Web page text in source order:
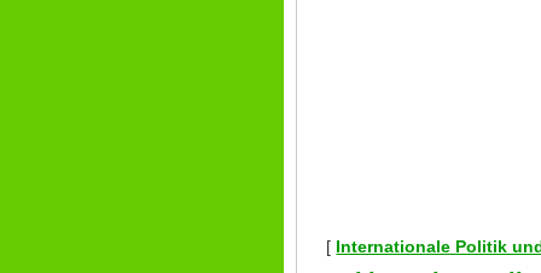
[ Internationale Politik